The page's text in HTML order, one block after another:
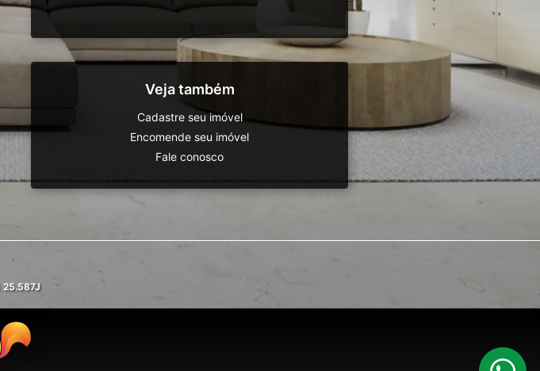
Veja também
Cadastre seu imóvel
Encomende seu imóvel
Fale conosco
25.587J